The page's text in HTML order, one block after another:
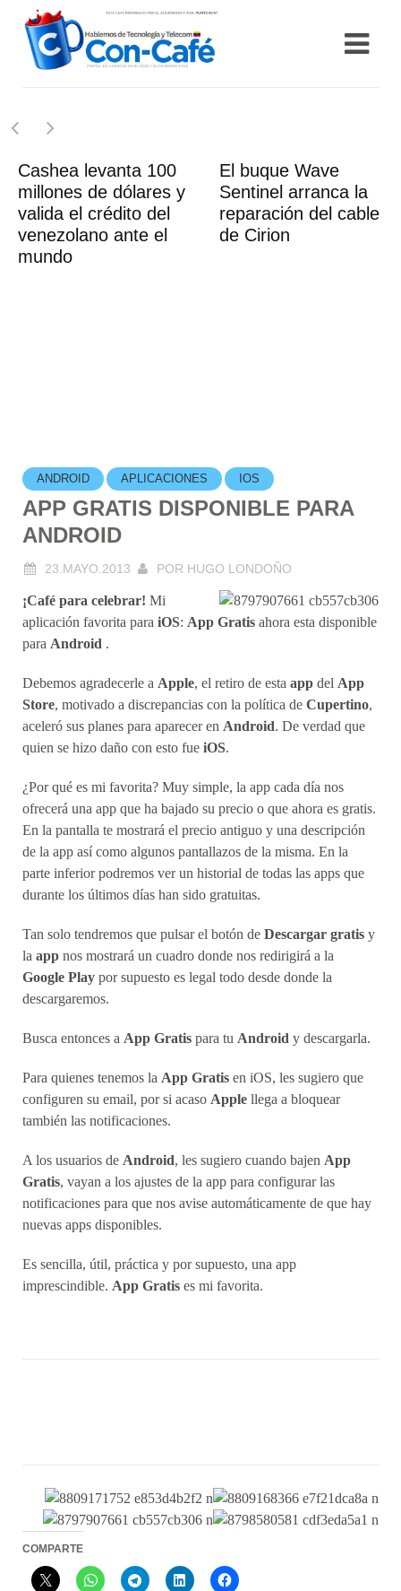
Cashea levanta 100
millones de dólares y
valida el crédito del
venezolano ante el
mundo
El buque Wave
Sentinel arranca la
reparación del cable
de Cirion
ANDROID APLICACIONES IOS
APP GRATIS DISPONIBLE PARA
ANDROID
23.MAYO.2013 POR HUGO LONDOÑO
¡Café para celebrar! Mi
aplicación favorita para iOS: App Gratis ahora esta disponible
para Android .
Debemos agradecerle a Apple, el retiro de esta app del App
Store, motivado a discrepancias con la política de Cupertino,
aceleró sus planes para aparecer en Android. De verdad que
quien se hizo daño con esto fue iOS.
¿Por qué es mi favorita? Muy simple, la app cada día nos
ofrecerá una app que ha bajado su precio o que ahora es gratis.
En la pantalla te mostrará el precio antiguo y una descripción
de la app así como algunos pantallazos de la misma. En la
parte inferior podremos ver un historial de todas las apps que
durante los últimos días han sido gratuitas.
Tan solo tendremos que pulsar el botón de Descargar gratis y
la app nos mostrará un cuadro donde nos redirigirá a la
Google Play por supuesto es legal todo desde donde la
descargaremos.
Busca entonces a App Gratis para tu Android y descargarla.
Para quienes tenemos la App Gratis en iOS, les sugiero que
configuren su email, por si acaso Apple llega a bloquear
también las notificaciones.
A los usuarios de Android, les sugiero cuando bajen App
Gratis, vayan a los ajustes de la app para configurar las
notificaciones para que nos avise automáticamente de que hay
nuevas apps disponibles.
Es sencilla, útil, práctica y por supuesto, una app
imprescindible. App Gratis es mi favorita.
COMPARTE